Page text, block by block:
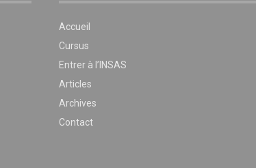
Accueil
Cursus
Entrer à l’INSAS
Articles
Archives
Contact